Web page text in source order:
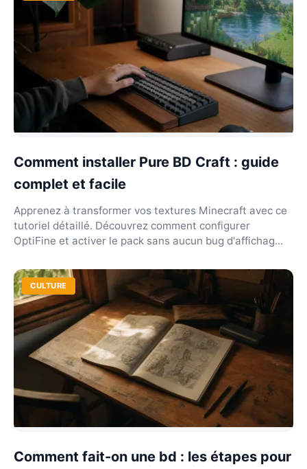
Comment installer Pure BD Craft : guide
complet et facile
Apprenez à transformer vos textures Minecraft avec ce
tutoriel détaillé. Découvrez comment configurer
OptiFine et activer le pack sans aucun bug d'affichag...
CULTURE
Comment fait-on une bd : les étapes pour